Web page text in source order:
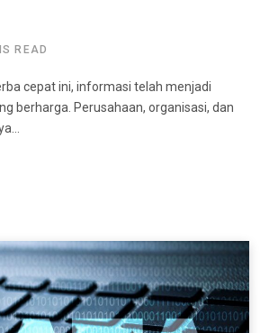
READ
cepat ini, informasi telah menjadi
berharga. Perusahaan, organisasi, dan